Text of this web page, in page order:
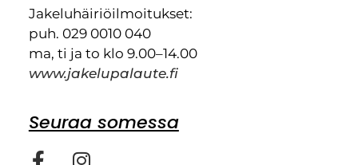
Jakeluhäiriöilmoitukset:
puh. 029 0010 040
ma, ti ja to klo 9.00–14.00
www.jakelupalaute.fi
Seuraa somessa